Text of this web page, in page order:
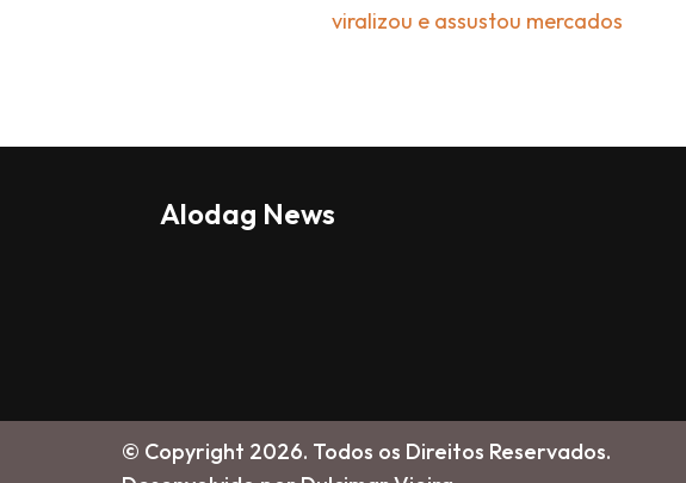
viralizou e assustou mercados
Alodag News
© Copyright 2026. Todos os Direitos Reservados.